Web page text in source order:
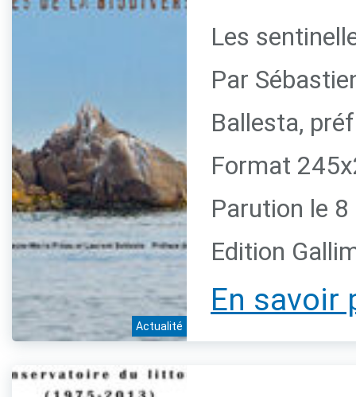
Actualité
Les
Par
Ballesta,
Format
Parution le
Edition
En savoir